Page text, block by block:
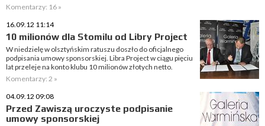
Komentarzy: 16 »
16.09.12 11:14
10 milionów dla Stomilu od Libry Project
W niedzielę w olsztyńskim ratuszu doszło do oficjalnego
podpisania umowy sponsorskiej. Libra Project w ciągu pięciu
lat przeleje na konto klubu 10 milionów złotych netto.
Komentarzy: 2 »
04.09.12 09:08
Przed Zawiszą uroczyste podpisanie
umowy sponsorskiej